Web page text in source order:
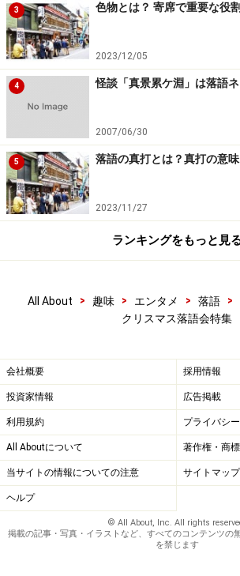
次ページでは、クリスマス恒例となっ
ます。
※記事内容は執筆時点のものです。最新の内
い。
3 色物とは？ 寄席で重要な役
2023/12/05
4 怪談「真景累ケ淵」は落語ネ
2007/06/30
5 落語の真打とは？真打の意
2023/11/27
ランキングをもっと見
All About > 趣味 > エンタメ > 落語 >
クリスマス落語会特集
会社概要 採用情報
投資家情報 広告掲載
利用規約 プライバシ
All Aboutについて 著作権・商
当サイトの情報についての注意 サイトマップ
ヘルプ
© All About, Inc. All rights
掲載の記事・写真・イラストなど、すべてのコンテンツの
を禁じます